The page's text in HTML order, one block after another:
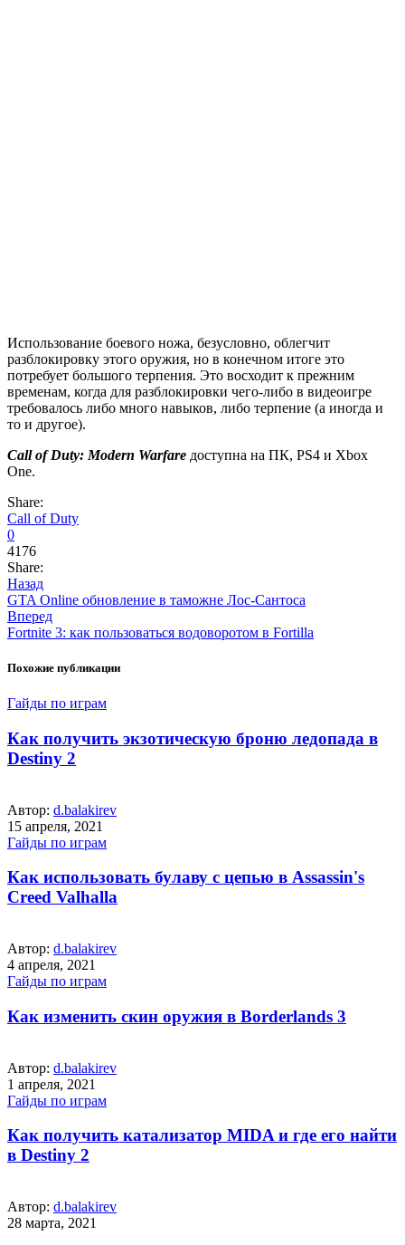
Использование боевого ножа, безусловно, облегчит
разблокировку этого оружия, но в конечном итоге это
потребует большого терпения. Это восходит к прежним
временам, когда для разблокировки чего-либо в видеоигре
требовалось либо много навыков, либо терпение (а иногда и
то и другое).
Call of Duty: Modern Warfare доступна на ПК, PS4 и Xbox
One.
Share:
Call of Duty
0
4176
Share:
Назад
GTA Online обновление в таможне Лос-Сантоса
Вперед
Fortnite 3: как пользоваться водоворотом в Fortilla
Похожие публикации
Гайды по играм
Как получить экзотическую броню ледопада в
Destiny 2
Автор: d.balakirev
15 апреля, 2021
Гайды по играм
Как использовать булаву с цепью в Assassin's
Creed Valhalla
Автор: d.balakirev
4 апреля, 2021
Гайды по играм
Как изменить скин оружия в Borderlands 3
Автор: d.balakirev
1 апреля, 2021
Гайды по играм
Как получить катализатор MIDA и где его найти
в Destiny 2
Автор: d.balakirev
28 марта, 2021